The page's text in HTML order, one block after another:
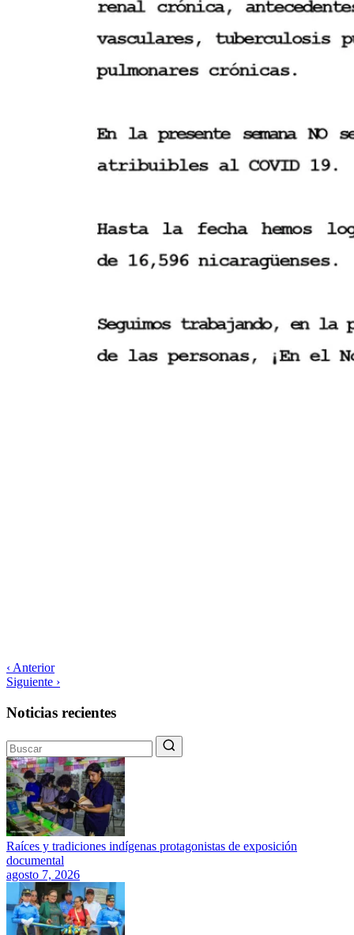
‹ Anterior
Siguiente ›
Noticias recientes
Raíces y tradiciones indígenas protagonistas de exposición
documental
agosto 7, 2026